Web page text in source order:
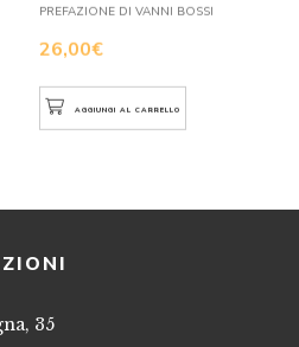
26,00€
PREFAZIONE DI VANNI BOSSI
AGGIUNGI AL CARRELLO
35